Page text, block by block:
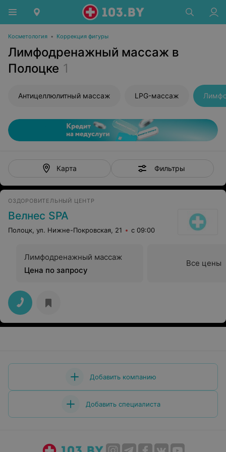
Косметология • Коррекция фигуры
Лимфодренажный массаж в
Полоцке 1
Антицеллюлитный массаж LPG-массаж
Карта Фильтры
ОЗДОРОВИТЕЛЬНЫЙ ЦЕНТР
Велнес SPA
Полоцк, ул. Нижне-Покровская, 21 с 09:00
Лимфодренажный массаж
Цена по запросу
Все цены
Добавить компанию
Добавить специалиста